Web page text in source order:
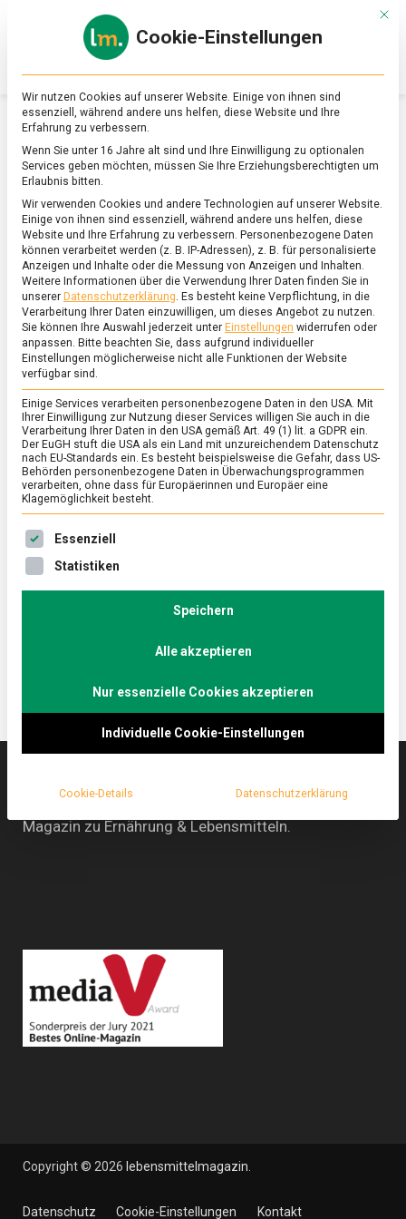
Online-
Magazin
zu
&
Ernährung
SCHLAGWORT:ROSENBLÜTENPESTO
ERNÄHRUNG & GESUNDHEIT /FEATURED
Kulinarische Blütenträume: Lass
Blumen essen!
26. August 2022
Blumen
Blumen machen sich nicht nur auf dem Tisch gut,
sondern auch auf dem Teller.
Lebensmittelmagazin.de hat eine Expertin für
Magazin zu Ernährung & Lebensmitteln.
Copyright © 2026 lebensmittelmagazin
Datenschutz Cookie-Einstellungen Kontakt
Mit
Cookie-Einstellungen
Wir nutzen Cookies auf unserer Website. Einige von ihnen sind
essenziell, während andere uns helfen, diese Website und Ihre
Erfahrung zu verbessern.
Wenn Sie unter 16 Jahre alt sind und Ihre Einwilligung zu optionalen
Services geben möchten, müssen Sie Ihre Erziehungsberechtigten um
Erlaubnis bitten.
Wir verwenden Cookies und andere Technologien auf unserer Website.
Einige von ihnen sind essenziell, während andere uns helfen, diese
Website und Ihre Erfahrung zu verbessern. Personenbezogene Daten
können verarbeitet werden (z. B. IP-Adressen), z. B. für personalisierte
Anzeigen und Inhalte oder die Messung von Anzeigen und Inhalten.
Weitere Informationen über die Verwendung Ihrer Daten finden Sie in
unserer Datenschutzerklärung. Es besteht keine Verpflichtung, in die
Verarbeitung Ihrer Daten einzuwilligen, um dieses Angebot zu nutzen.
Sie können Ihre Auswahl jederzeit unter Einstellungen widerrufen oder
anpassen. Bitte beachten Sie, dass aufgrund individueller
Einstellungen möglicherweise nicht alle Funktionen der Website
verfügbar sind.
Einige Services verarbeiten personenbezogene Daten in den USA. Mit
Ihrer Einwilligung zur Nutzung dieser Services willigen Sie auch in die
Verarbeitung Ihrer Daten in den USA gemäß Art. 49 (1) lit. a GDPR ein.
Der EuGH stuft die USA als ein Land mit unzureichendem Datenschutz
nach EU-Standards ein. Es besteht beispielsweise die Gefahr, dass US-
Behörden personenbezogene Daten in Überwachungsprogrammen
verarbeiten, ohne dass für Europäerinnen und Europäer eine
Klagemöglichkeit besteht.
Es folgt eine Liste der Service-Gruppen, für die eine
Essenziell
Statistiken
Speichern
Alle akzeptieren
Nur essenzielle Cookies akzeptieren
Individuelle Cookie-Einstellungen
Cookie-Details Datenschutzerklärung